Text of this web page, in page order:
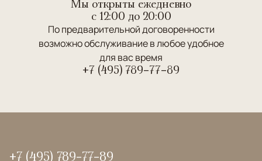
Мы открыты ежедневно
c 12:00 до 20:00
По предварительной договоренности
возможно обслуживание в любое удобное
для вас время
+7 (495) 789-77-89
+7 (495) 789-77-89